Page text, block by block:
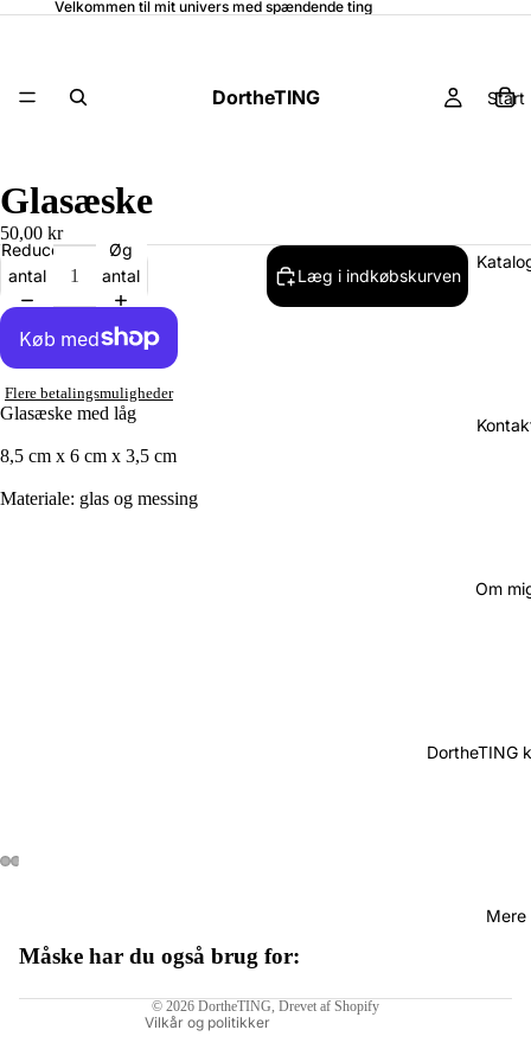
Velkommen til mit univers med spændende ting
DortheTING Start
Om
DortheTING
Mere
Glasæske
50,00 kr
Reducer
antal
Øg
antal
Læg i indkøbskurven
Flere betalingsmuligheder
Glasæske med låg
8,5 cm x 6 cm x 3,5 cm
Materiale: glas og messing
Måske har du også brug for:
© 2026 DortheTING, Drevet af Shopify
Vilkår og politikker